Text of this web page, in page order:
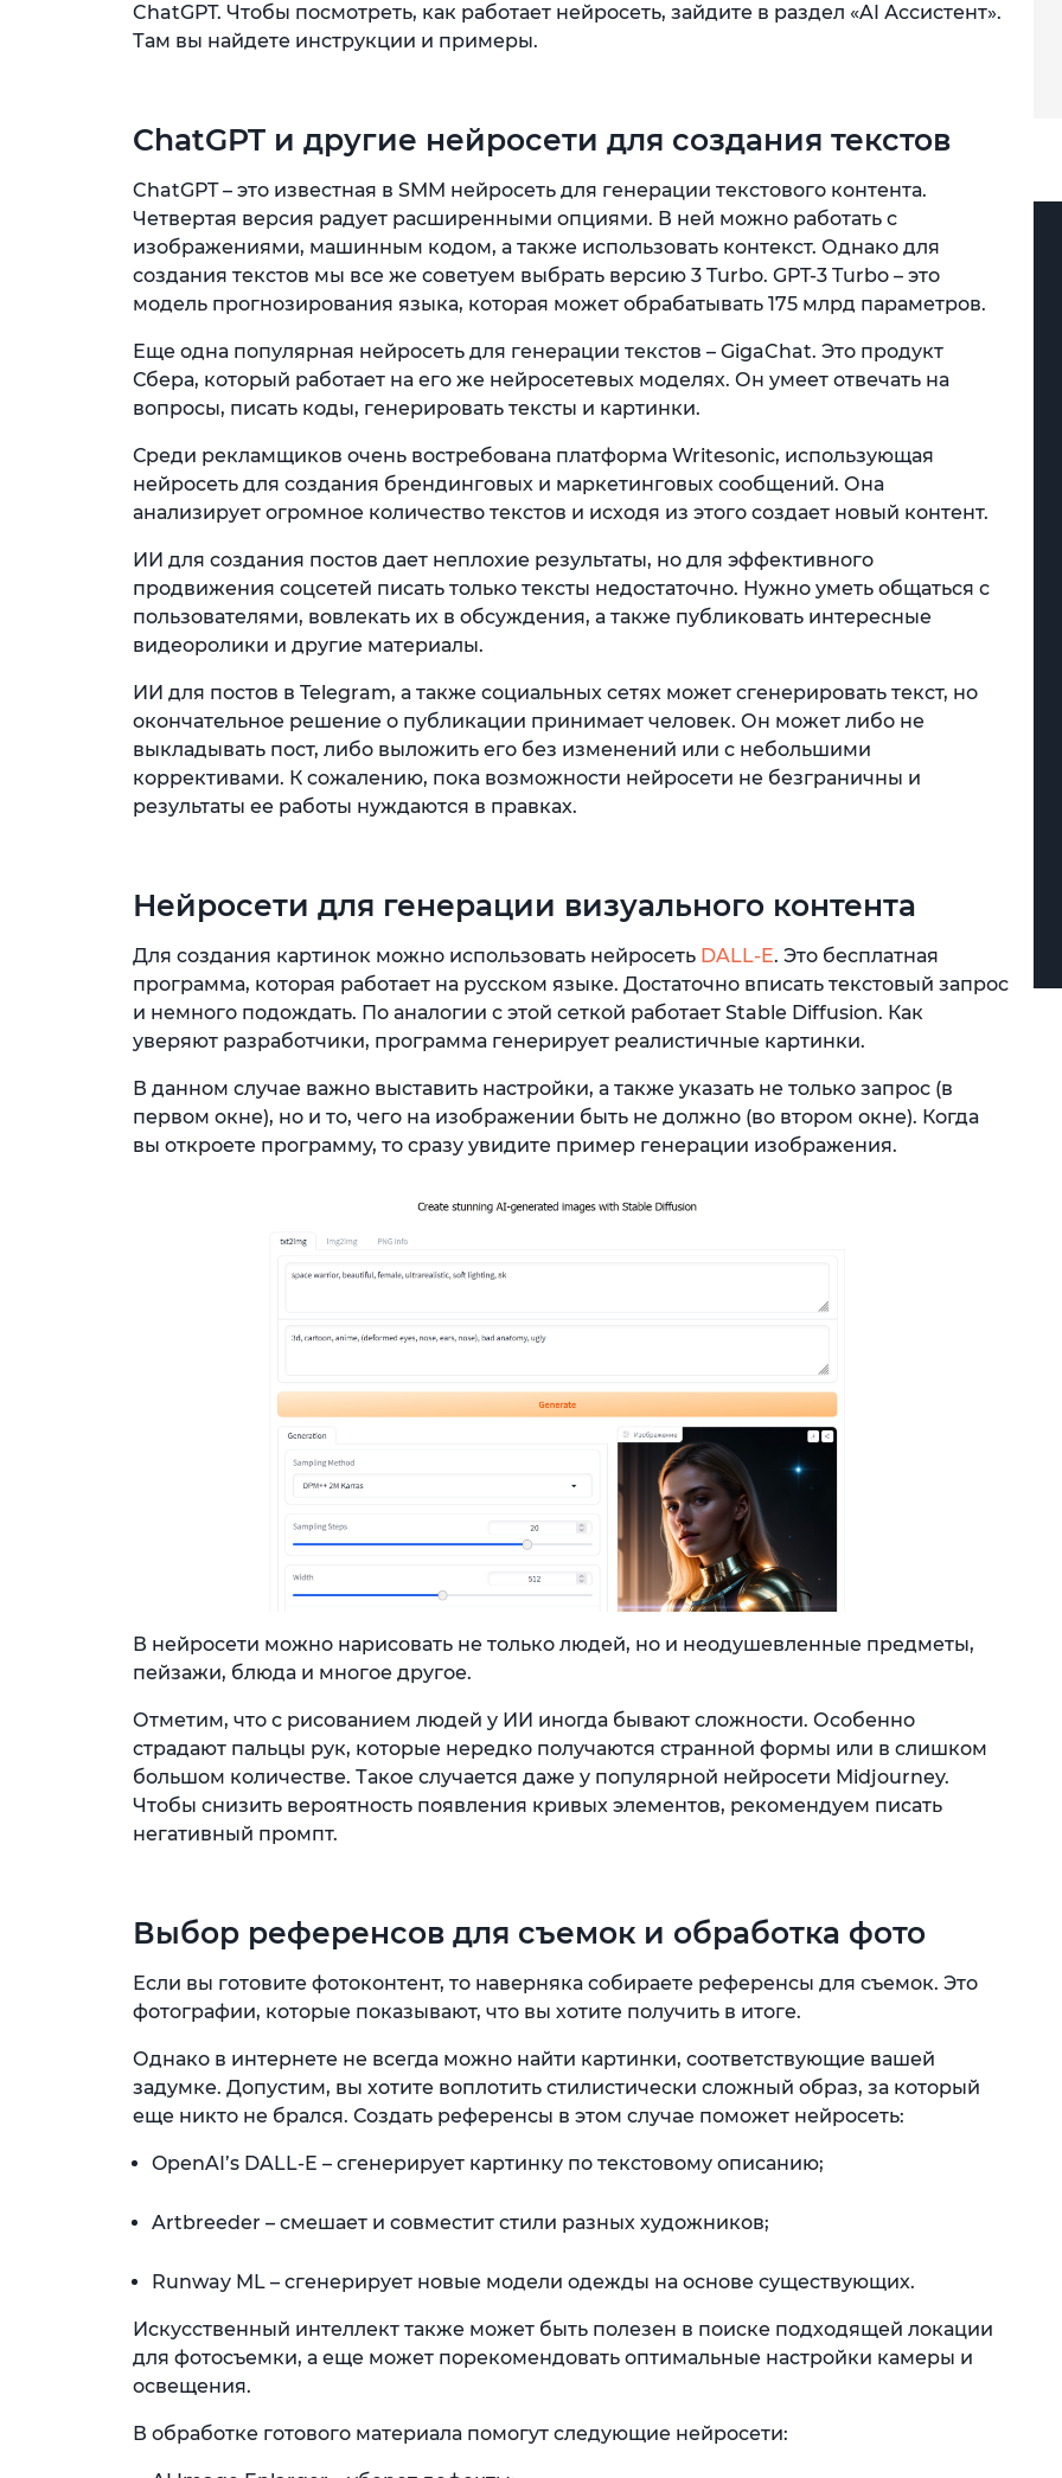
ChatGPT. Чтобы посмотреть, как работает нейросеть, зайдите в раздел «AI Ассистент».
Там вы найдете инструкции и примеры.
ChatGPT и другие нейросети для создания текстов
ChatGPT – это известная в SMM нейросеть для генерации текстового контента.
Четвертая версия радует расширенными опциями. В ней можно работать с
изображениями, машинным кодом, а также использовать контекст. Однако для
создания текстов мы все же советуем выбрать версию 3 Turbo. GPT-3 Turbo – это
модель прогнозирования языка, которая может обрабатывать 175 млрд параметров.
Еще одна популярная нейросеть для генерации текстов – GigaChat. Это продукт
Сбера, который работает на его же нейросетевых моделях. Он умеет отвечать на
вопросы, писать коды, генерировать тексты и картинки.
Среди рекламщиков очень востребована платформа Writesonic, использующая
нейросеть для создания брендинговых и маркетинговых сообщений. Она
анализирует огромное количество текстов и исходя из этого создает новый контент.
ИИ для создания постов дает неплохие результаты, но для эффективного
продвижения соцсетей писать только тексты недостаточно. Нужно уметь общаться с
пользователями, вовлекать их в обсуждения, а также публиковать интересные
видеоролики и другие материалы.
ИИ для постов в Telegram, а также социальных сетях может сгенерировать текст, но
окончательное решение о публикации принимает человек. Он может либо не
выкладывать пост, либо выложить его без изменений или с небольшими
коррективами. К сожалению, пока возможности нейросети не безграничны и
результаты ее работы нуждаются в правках.
Нейросети для генерации визуального контента
Для создания картинок можно использовать нейросеть DALL-E. Это бесплатная
программа, которая работает на русском языке. Достаточно вписать текстовый запрос
и немного подождать. По аналогии с этой сеткой работает Stable Diffusion. Как
уверяют разработчики, программа генерирует реалистичные картинки.
В данном случае важно выставить настройки, а также указать не только запрос (в
первом окне), но и то, чего на изображении быть не должно (во втором окне). Когда
вы откроете программу, то сразу увидите пример генерации изображения.
В нейросети можно нарисовать не только людей, но и неодушевленные предметы,
пейзажи, блюда и многое другое.
Отметим, что с рисованием людей у ИИ иногда бывают сложности. Особенно
страдают пальцы рук, которые нередко получаются странной формы или в слишком
большом количестве. Такое случается даже у популярной нейросети Midjourney.
Чтобы снизить вероятность появления кривых элементов, рекомендуем писать
негативный промпт.
Выбор референсов для съемок и обработка фото
Если вы готовите фотоконтент, то наверняка собираете референсы для съемок. Это
фотографии, которые показывают, что вы хотите получить в итоге.
Однако в интернете не всегда можно найти картинки, соответствующие вашей
задумке. Допустим, вы хотите воплотить стилистически сложный образ, за который
еще никто не брался. Создать референсы в этом случае поможет нейросеть:
OpenAI’s DALL-E – сгенерирует картинку по текстовому описанию;
Artbreeder – смешает и совместит стили разных художников;
Runway ML – сгенерирует новые модели одежды на основе существующих.
Искусственный интеллект также может быть полезен в поиске подходящей локации
для фотосъемки, а еще может порекомендовать оптимальные настройки камеры и
освещения.
В обработке готового материала помогут следующие нейросети: